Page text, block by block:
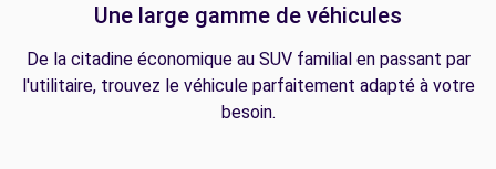
Une large gamme de véhicules
De la citadine économique au SUV familial en passant par
l'utilitaire, trouvez le véhicule parfaitement adapté à votre
besoin.